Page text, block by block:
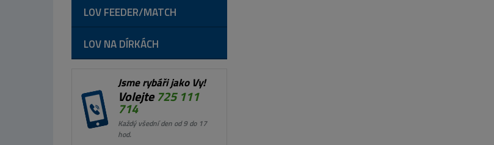
LOV FEEDER/MATCH
LOV NA DÍRKÁCH
Jsme rybáři jako Vy!
Volejte725 111
714
Každý všední den od 9 do 17
hod.